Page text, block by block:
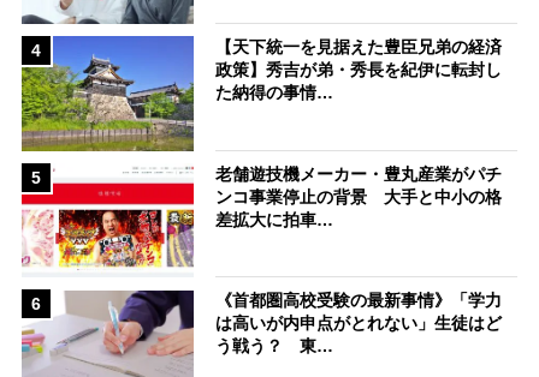
4
【天下統一を見据えた豊臣兄弟の経済
政策】秀吉が弟・秀長を紀伊に転封し
た納得の事情…
5
老舗遊技機メーカー・豊丸産業がパチ
ンコ事業停止の背景 大手と中小の格
差拡大に拍車…
6
《首都圏高校受験の最新事情》「学力
は高いが内申点がとれない」生徒はど
う戦う？ 東…